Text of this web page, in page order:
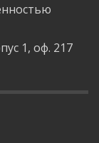
1, оф. 217